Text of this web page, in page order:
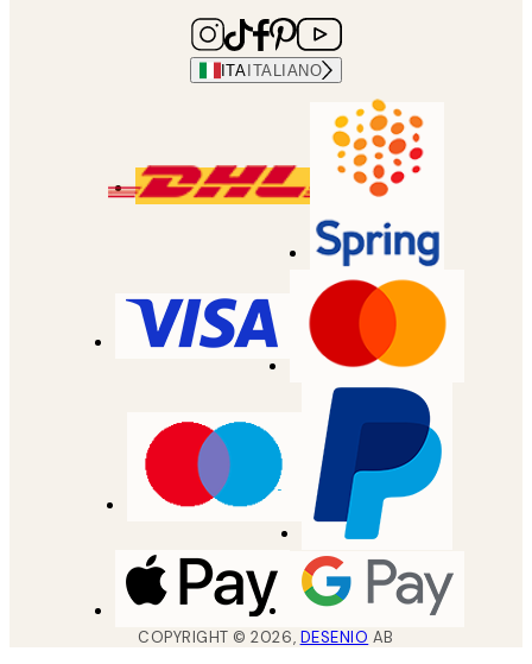
ITA ITALIANO
COPYRIGHT ©2026, DESENIO AB